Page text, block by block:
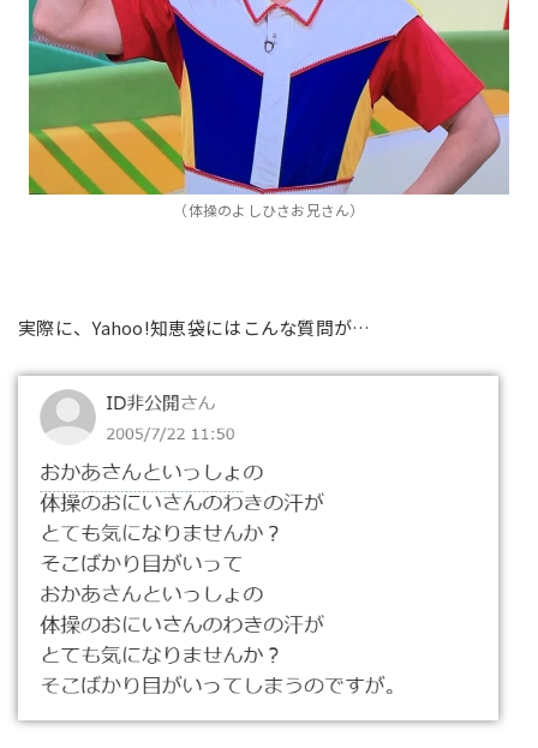
（体操のよしひさお兄さん）
実際に、Yahoo!知恵袋にはこんな質問が…